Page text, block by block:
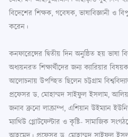
বিদেশের শিক্ষক, গবেষক, ভাষাবিজ্ঞানী ও
করেন।
কনফারেন্সের দ্বিতীয় দিন অনুষ্ঠিত হয় ভাষা
অধ্যয়নরত শিক্ষার্থীদের জন্য ক্যারিয়ার
আলোচনায় উপস্হিত ছিলেন চট্টগ্রাম
প্রফেসর ড. মোহাম্মদ সাইফুল ইসলাম,
জনাব ব্রুনো লাক্রাম্প, এশিয়ান উইম্যান
ম্যাথিউ গ্লোটফেল্টার ও কৃষ্টি- সামাজিক